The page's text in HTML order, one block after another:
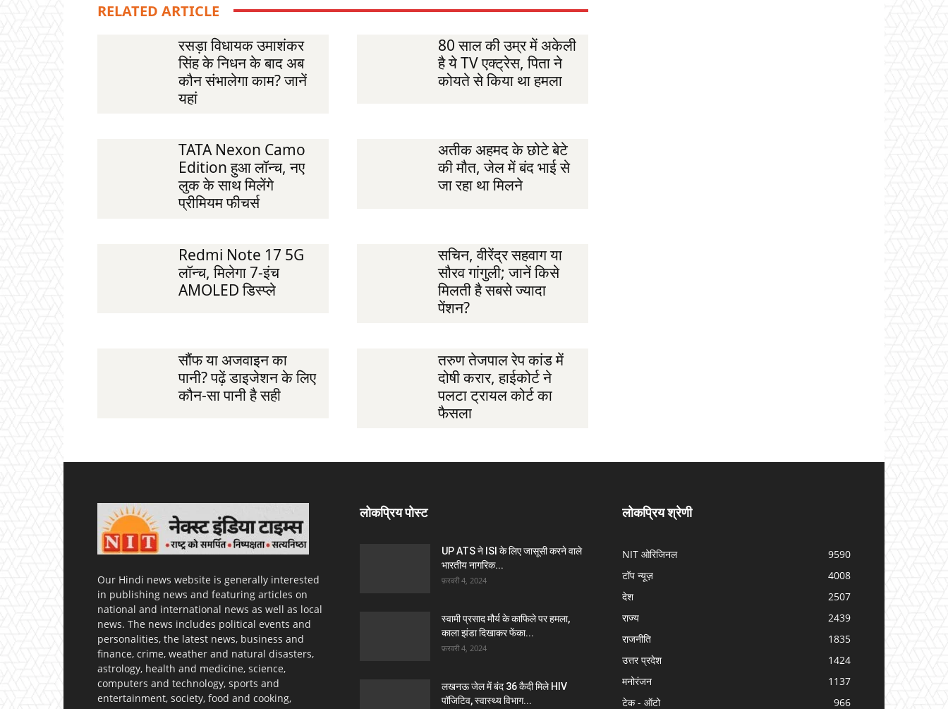
RELATED ARTICLE
रसड़ा विधायक उमाशंकर
सिंह के निधन के बाद अब
कौन संभालेगा काम? जानें
यहां
80 साल की उम्र में अकेली
है ये TV एक्ट्रेस, पिता ने
कोयते से किया था हमला
TATA Nexon Camo
Edition हुआ लॉन्च, नए
लुक के साथ मिलेंगे
प्रीमियम फीचर्स
अतीक अहमद के छोटे बेटे
की मौत, जेल में बंद भाई से
जा रहा था मिलने
Redmi Note 17 5G
लॉन्च, मिलेगा 7-इंच
AMOLED डिस्प्ले
सचिन, वीरेंद्र सहवाग या
सौरव गांगुली; जानें किसे
मिलती है सबसे ज्यादा
पेंशन?
सौंफ या अजवाइन का
पानी? पढ़ें डाइजेशन के लिए
कौन-सा पानी है सही
तरुण तेजपाल रेप कांड में
दोषी करार, हाईकोर्ट ने
पलटा ट्रायल कोर्ट का
फैसला
Our Hindi news website is generally interested
in publishing news and featuring articles on
national and international news as well as local
news. The news includes political events and
personalities, the latest news, business and
finance, crime, weather and natural disasters,
astrology, health and medicine, science,
computers and technology, sports and
entertainment, society, food and cooking,
लोकप्रिय पोस्ट
UP ATS ने ISI के लिए जासूसी करने वाले
भारतीय नागरिक...
फ़रवरी 4, 2024
स्वामी प्रसाद मौर्य के काफिले पर हमला,
काला झंडा दिखाकर फेंका...
फ़रवरी 4, 2024
लखनऊ जेल में बंद 36 कैदी मिले HIV
पॉजिटिव, स्वास्थ्य विभाग...
लोकप्रिय श्रेणी
NIT ओरिजिनल
9590
टॉप न्यूज़
4008
देश
2507
राज्य
2439
राजनीति
1835
उत्तर प्रदेश
1424
मनोरंजन
1137
टेक - ऑटो
966